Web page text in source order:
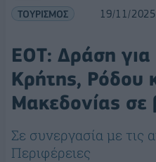
ΤΟΥΡΙΣΜΟΣ 19/11/2025
ΕΟΤ: Δράση
Κρήτης, Ρόδου
Μακεδονίας
Σε συνεργασία με τις
Περιφέρειες